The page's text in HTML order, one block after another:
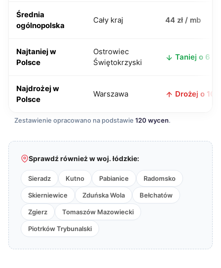
Średnia
ogólnopolska
Cały kraj 44 zł / mb
Najtaniej w
Polsce
Ostrowiec
Świętokrzyski
Taniej o 6 zł
Najdrożej w
Polsce
Warszawa Drożej o 10
Zestawienie opracowano na podstawie 120 wycen.
Sprawdź również w woj. łódzkie:
Sieradz Kutno Pabianice Radomsko
Skierniewice Zduńska Wola Bełchatów
Zgierz Tomaszów Mazowiecki
Piotrków Trybunalski